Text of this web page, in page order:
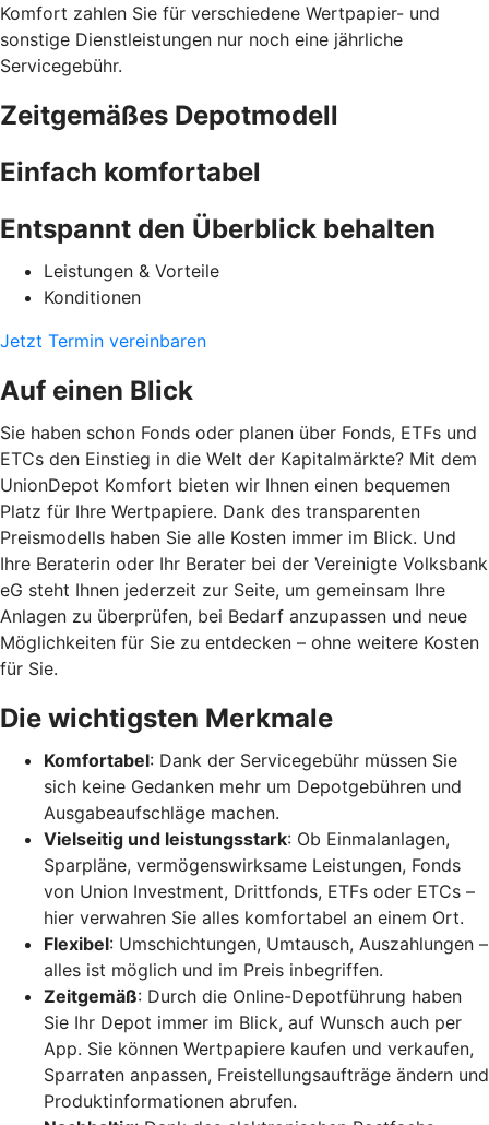
Komfort zahlen Sie für verschiedene Wertpapier- und
sonstige Dienstleistungen nur noch eine jährliche
Servicegebühr.
Zeitgemäßes Depotmodell
Einfach komfortabel
Entspannt den Überblick behalten
Leistungen & Vorteile
Konditionen
Jetzt Termin vereinbaren
Auf einen Blick
Sie haben schon Fonds oder planen über Fonds, ETFs und
ETCs den Einstieg in die Welt der Kapitalmärkte? Mit dem
UnionDepot Komfort bieten wir Ihnen einen bequemen
Platz für Ihre Wertpapiere. Dank des transparenten
Preismodells haben Sie alle Kosten immer im Blick. Und
Ihre Beraterin oder Ihr Berater bei der Vereinigte Volksbank
eG steht Ihnen jederzeit zur Seite, um gemeinsam Ihre
Anlagen zu überprüfen, bei Bedarf anzupassen und neue
Möglichkeiten für Sie zu entdecken – ohne weitere Kosten
für Sie.
Die wichtigsten Merkmale
Komfortabel: Dank der Servicegebühr müssen Sie
sich keine Gedanken mehr um Depotgebühren und
Ausgabeaufschläge machen.
Vielseitig und leistungsstark: Ob Einmalanlagen,
Sparpläne, vermögenswirksame Leistungen, Fonds
von Union Investment, Drittfonds, ETFs oder ETCs –
hier verwahren Sie alles komfortabel an einem Ort.
Flexibel: Umschichtungen, Umtausch, Auszahlungen –
alles ist möglich und im Preis inbegriffen.
Zeitgemäß: Durch die Online-Depotführung haben
Sie Ihr Depot immer im Blick, auf Wunsch auch per
App. Sie können Wertpapiere kaufen und verkaufen,
Sparraten anpassen, Freistellungsaufträge ändern und
Produktinformationen abrufen.